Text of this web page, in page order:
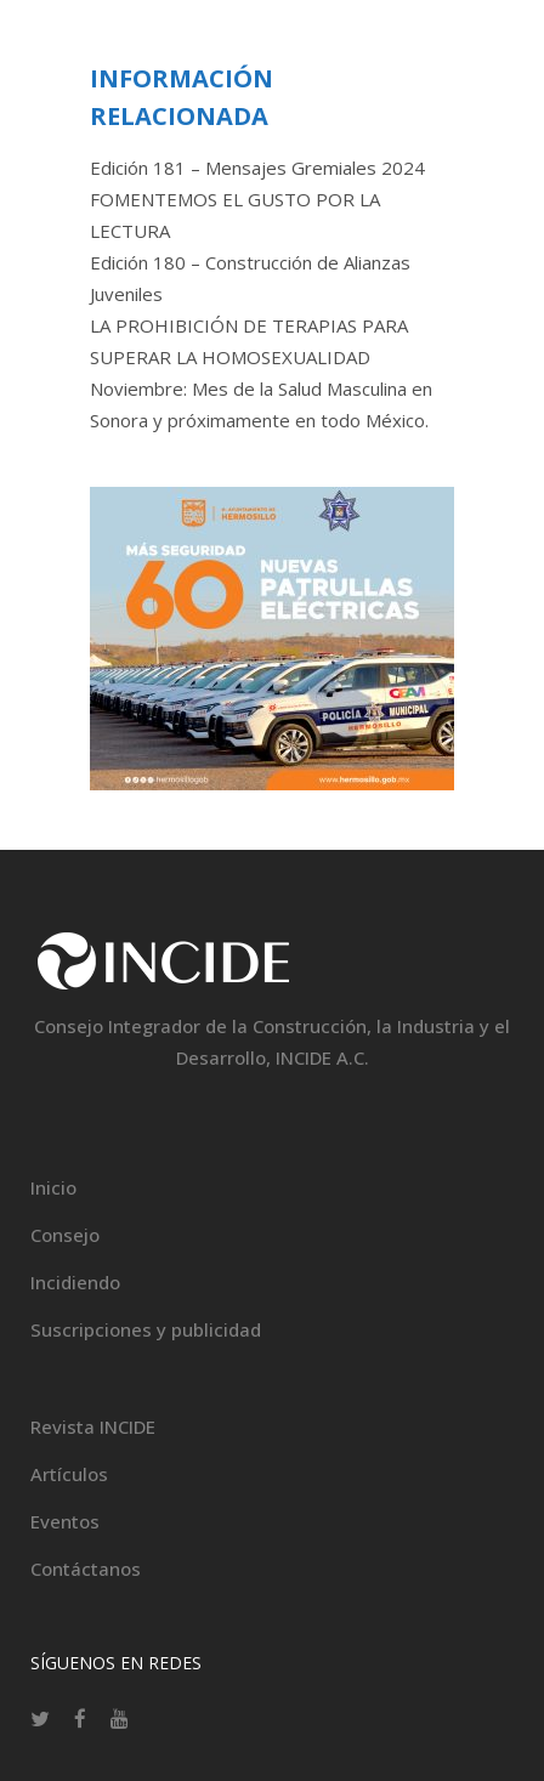
INFORMACIÓN
RELACIONADA
Edición 181 – Mensajes Gremiales 2024
FOMENTEMOS EL GUSTO POR LA
LECTURA
Edición 180 – Construcción de Alianzas
Juveniles
LA PROHIBICIÓN DE TERAPIAS PARA
SUPERAR LA HOMOSEXUALIDAD
Noviembre: Mes de la Salud Masculina en
Sonora y próximamente en todo México.
Consejo Integrador de la Construcción, la Industria y el
Desarrollo, INCIDE A.C.
Inicio
Consejo
Incidiendo
Suscripciones y publicidad
Revista INCIDE
Artículos
Eventos
Contáctanos
SÍGUENOS EN REDES